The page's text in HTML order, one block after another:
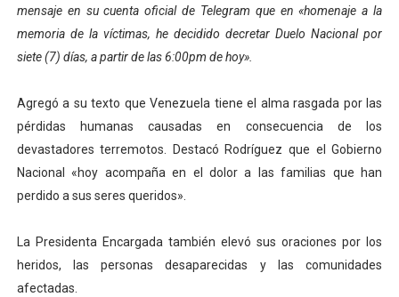
mensaje en su cuenta oficial de Telegram que en «homenaje a la
memoria de la víctimas, he decidido decretar Duelo Nacional por
siete (7) días, a partir de las 6:00pm de hoy».
Agregó a su texto que Venezuela tiene el alma rasgada por las
pérdidas humanas causadas en consecuencia de los
devastadores terremotos. Destacó Rodríguez que el Gobierno
Nacional «hoy acompaña en el dolor a las familias que han
perdido a sus seres queridos».
La Presidenta Encargada también elevó sus oraciones por los
heridos, las personas desaparecidas y las comunidades
afectadas.